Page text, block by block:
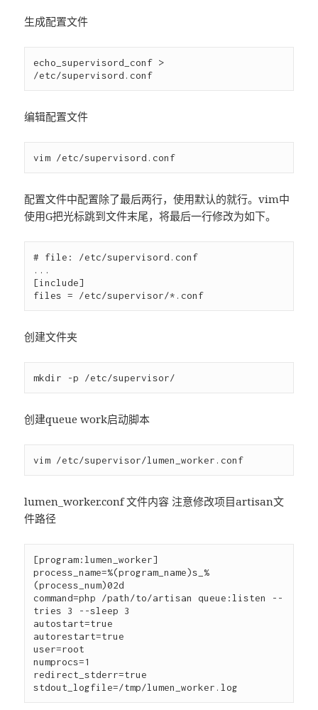
生成配置文件
echo_supervisord_conf >
编辑配置文件
配置文件中配置除了最后两行，使用默认的就行。vim中
使用G把光标跳到文件末尾，将最后一行修改为如下。
# file: /etc/supervisord.conf
...
[include]
创建文件夹
创建queue work启动脚本
lumen_worker.conf 文件内容 注意修改项目artisan文
件路径
[program:lumen_worker]
process_name=%(program_name)s_%
(process_num)02d
command=php /path/to/artisan queue:listen --
tries 3 --sleep 3
autostart=true
autorestart=true
user=root
numprocs=1
redirect_stderr=true